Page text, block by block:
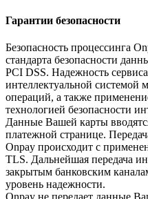
Гарантии безопасности
Безопасность процессинга
стандарта безопасности
PCI DSS. Надежность
интеллектуальной
операций, а также
технологией безопасности
Данные Вашей карты
платежной странице.
Onpay происходит с
TLS. Дальнейшая передача
закрытым банковским
уровень надежности.